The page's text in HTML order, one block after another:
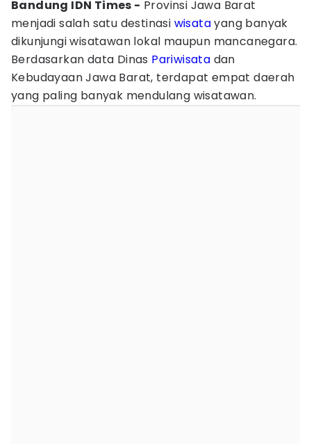
Bandung IDN Times - Provinsi Jawa Barat
menjadi salah satu destinasi wisatayang banyak
dikunjungi wisatawan lokal maupun mancanegara.
Berdasarkan data Dinas Pariwisata dan
Kebudayaan Jawa Barat, terdapat empat daerah
yang paling banyak mendulang wisatawan.